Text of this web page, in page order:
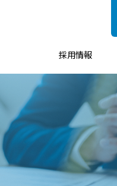
採用情報